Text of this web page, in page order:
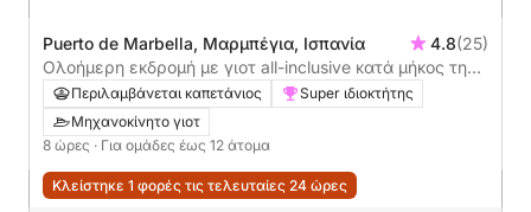
Puerto de Marbella, Μαρμπέγια, Ισπανία 4.8(25)
Ολοήμερη εκδρομή με γιοτ all-inclusive κατά μήκος της
Κόστα ντελ Σολ
Περιλαμβάνεται καπετάνιος
Super ιδιοκτήτης
Μηχανοκίνητο γιοτ
8 ώρες · Για ομάδες έως 12 άτομα
Κλείστηκε 1 φορές τις τελευταίες 24 ώρες